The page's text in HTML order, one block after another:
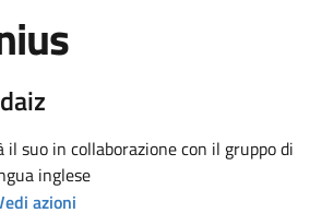
il suo in collaborazione con il gruppo di
inglese
azioni